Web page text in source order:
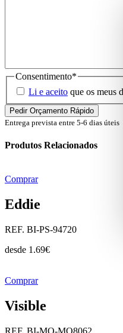
Consentimento*
Li e aceito que os meus
Entrega prevista entre 5-6 dias úteis
Produtos Relacionados
Comprar
Eddie
REF. BI-PS-94720
desde 1.69€
Comprar
Visible
REF. BI-MO-MO8062